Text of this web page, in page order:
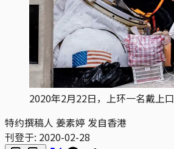
2020年2月22日，上环一名戴上口
特约撰稿人 姜素婷 发自香港
刊登于: 2020-02-28